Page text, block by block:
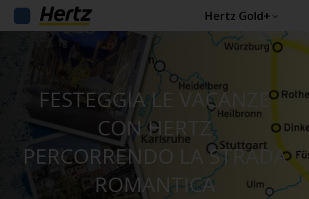
Hertz Gold+
FESTEGGIA LE VACANZE
CON HERTZ
PERCORRENDO LA STRADA
ROMANTICA